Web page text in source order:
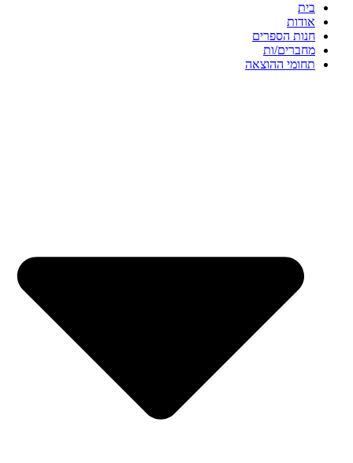
בית
אודות
חנות הספרים
מחברים/ות
תחומי ההוצאה